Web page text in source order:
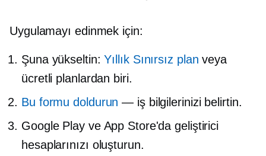
Uygulamayı edinmek için:
Şuna yükseltin:Yıllık Sınırsız plan veya
ücretli planlardan biri.
Bu formu doldurun — iş bilgilerinizi belirtin.
Google Play ve App Store'da geliştirici
hesaplarınızı oluşturun.